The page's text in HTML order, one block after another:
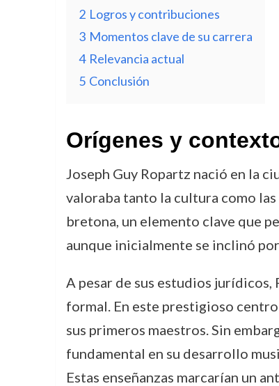
2 Logros y contribuciones
3 Momentos clave de su carrera
4 Relevancia actual
5 Conclusión
Orígenes y
Joseph Guy Ropartz nació en la
valoraba tanto la cultura como
bretona, un elemento clave que
aunque inicialmente se inclinó
A pesar de sus estudios
formal. En este prestigioso
sus primeros maestros. Sin
fundamental en su desarrollo
Estas enseñanzas marcarían un